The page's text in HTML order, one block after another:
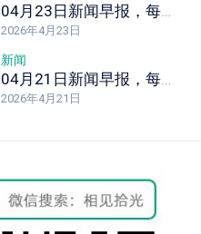
04月23日新闻早报，每天60秒读懂全世界！
2026年4月23日
新闻
04月21日新闻早报，每天60秒读懂全世界！
2026年4月21日